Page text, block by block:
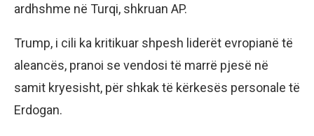
ardhshme në Turqi, shkruan AP.
Trump, i cili ka kritikuar shpesh liderët evropianë të
aleancës, pranoi se vendosi të marrë pjesë në
samit kryesisht, për shkak të kërkesës personale të
Erdogan.